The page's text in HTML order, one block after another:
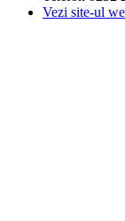
Vezi site-ul